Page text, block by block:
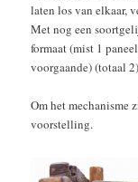
laten los van elkaar,
Met nog een
formaat (mist 1
voorgaande) (totaal
Om het mechanisme
voorstelling.